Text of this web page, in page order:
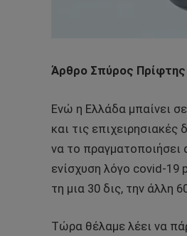
Άρθρο Σπύρος Πρίφτης
Ενώ η Ελλάδα μπαίνει
και τις
να το πραγματοποιήσει
ενίσχυση λόγο covid-19
τη μια 30 δις, την άλλη
Τώρα θέλαμε λέει να